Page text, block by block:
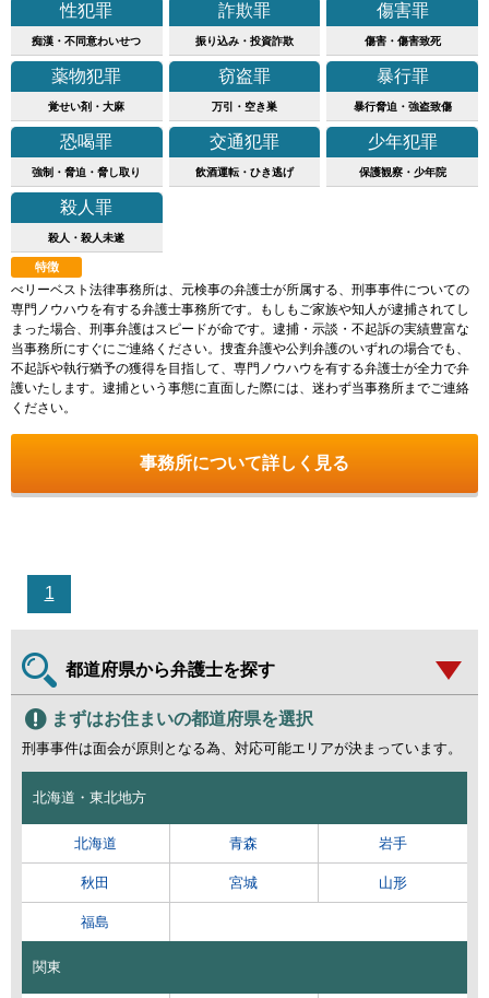
性犯罪
痴漢・不同意わいせつ
詐欺罪
振り込み・投資詐欺
傷害罪
傷害・傷害致死
薬物犯罪
覚せい剤・大麻
窃盗罪
万引・空き巣
暴行罪
暴行脅迫・強盗致傷
恐喝罪
強制・脅迫・脅し取り
交通犯罪
飲酒運転・ひき逃げ
少年犯罪
保護観察・少年院
殺人罪
殺人・殺人未遂
特徴
べリーベスト法律事務所は、元検事の弁護士が所属する、刑事事件についての
専門ノウハウを有する弁護士事務所です。もしもご家族や知人が逮捕されてし
まった場合、刑事弁護はスピードが命です。逮捕・示談・不起訴の実績豊富な
当事務所にすぐにご連絡ください。捜査弁護や公判弁護のいずれの場合でも、
不起訴や執行猶予の獲得を目指して、専門ノウハウを有する弁護士が全力で弁
護いたします。逮捕という事態に直面した際には、迷わず当事務所までご連絡
ください。
事務所について詳しく見る
1
都道府県から弁護士を探す
まずはお住まいの都道府県を選択
刑事事件は面会が原則となる為、対応可能エリアが決まっています。
北海道・東北地方
北海道 青森 岩手
秋田 宮城 山形
福島
関東